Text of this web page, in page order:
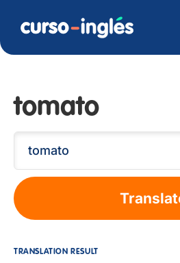
tomato
TRANSLATION RESULT